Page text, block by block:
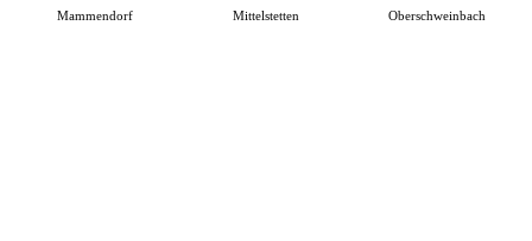
Mammendorf Mittelstetten Oberschweinbach